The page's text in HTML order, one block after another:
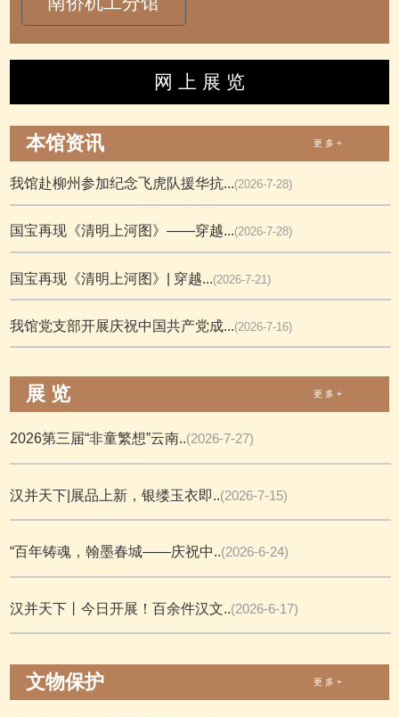
网 上 展 览
本馆资讯 更 多 +
我馆赴柳州参加纪念飞虎队援华抗...(2026-7-28)
国宝再现《清明上河图》——穿越...(2026-7-28)
国宝再现《清明上河图》| 穿越...(2026-7-21)
我馆党支部开展庆祝中国共产党成...(2026-7-16)
展 览 更 多 +
2026第三届“非童繁想”云南..(2026-7-27)
汉并天下|展品上新，银缕玉衣即..(2026-7-15)
“百年铸魂，翰墨春城——庆祝中..(2026-6-24)
汉并天下丨今日开展！百余件汉文..(2026-6-17)
文物保护 更 多 +